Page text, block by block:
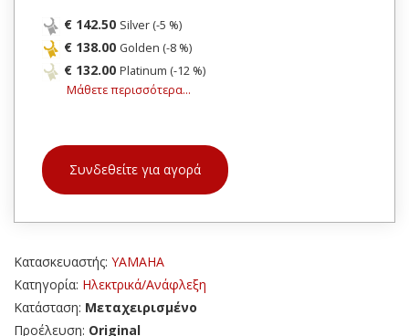
€ 142.50 Silver (-5 %)
€ 138.00 Golden (-8 %)
€ 132.00 Platinum (-12 %)
Μάθετε περισσότερα...
Συνδεθείτε για αγορά
Κατασκευαστής: YAMAHA
Κατηγορία: Ηλεκτρικά/Ανάφλεξη
Κατάσταση: Μεταχειρισμένο
Προέλευση: Original